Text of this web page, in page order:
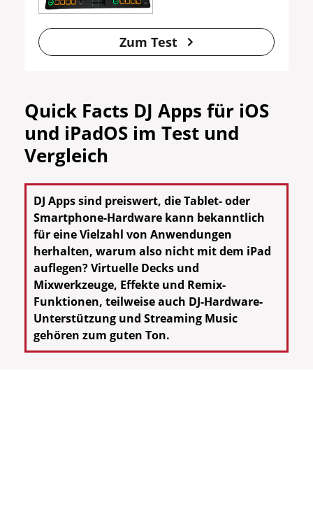
Zum Test
Quick Facts DJ Apps für iOS
und iPadOS im Test und
Vergleich
DJ Apps sind preiswert, die Tablet- oder
Smartphone-Hardware kann bekanntlich
für eine Vielzahl von Anwendungen
herhalten, warum also nicht mit dem iPad
auflegen? Virtuelle Decks und
Mixwerkzeuge, Effekte und Remix-
Funktionen, teilweise auch DJ-Hardware-
Unterstützung und Streaming Music
gehören zum guten Ton.